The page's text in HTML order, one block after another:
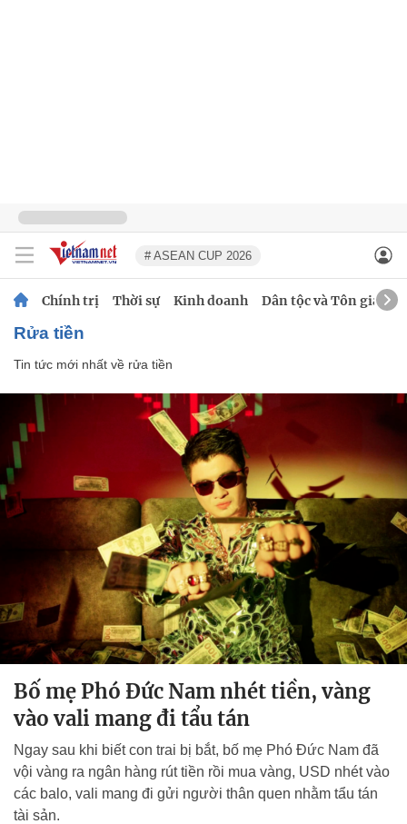
# ASEAN CUP 2026
Chính trị Thời sự Kinh doanh Dân tộc và Tôn giáo
rửa tiền
Tin tức mới nhất về rửa tiền
Bố mẹ Phó Đức Nam nhét tiền, vàng
vào vali mang đi tẩu tán
Ngay sau khi biết con trai bị bắt, bố mẹ Phó Đức Nam đã
vội vàng ra ngân hàng rút tiền rồi mua vàng, USD nhét vào
các balo, vali mang đi gửi người thân quen nhằm tẩu tán
tài sản.